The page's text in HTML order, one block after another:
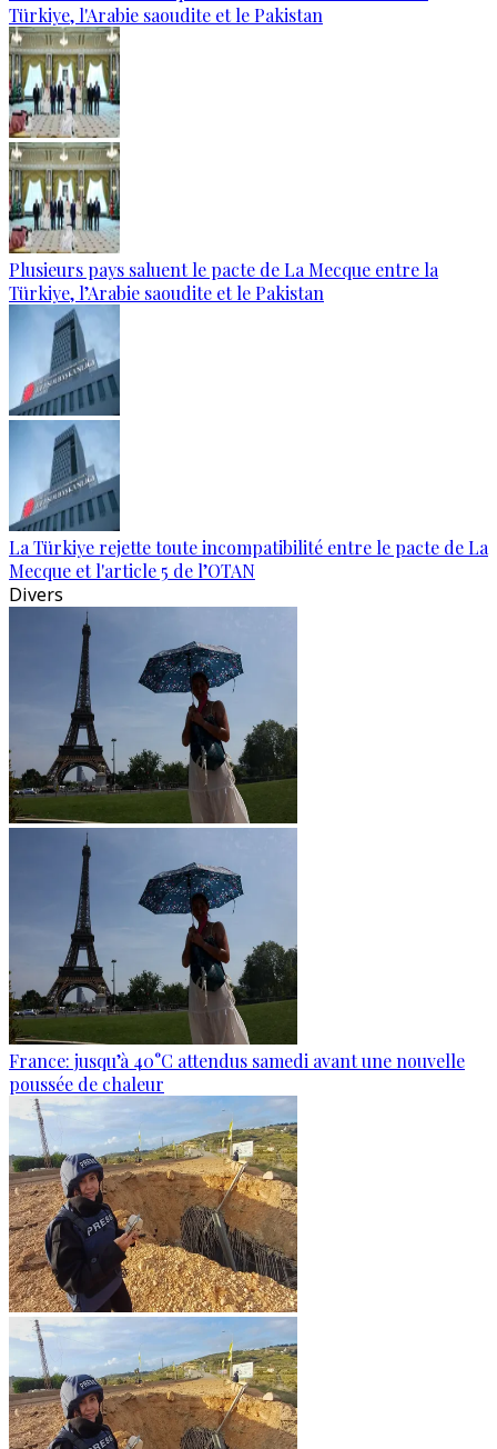
Türkiye, l'Arabie saoudite et le Pakistan
Plusieurs pays saluent le pacte de La Mecque entre la
Türkiye, l’Arabie saoudite et le Pakistan
La Türkiye rejette toute incompatibilité entre le pacte de La
Mecque et l'article 5 de l’OTAN
Divers
France: jusqu’à 40°C attendus samedi avant une nouvelle
poussée de chaleur